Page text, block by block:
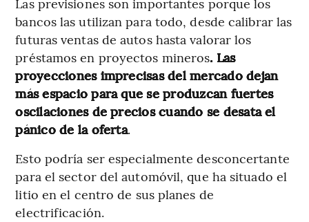
bancos las utilizan para todo, desde calibrar las
futuras ventas de autos hasta valorar los
préstamos en proyectos mineros. Las
proyecciones imprecisas del mercado dejan
más espacio para que se produzcan fuertes
oscilaciones de precios cuando se desata el
pánico de la oferta.
Esto podría ser especialmente desconcertante
para el sector del automóvil, que ha situado el
litio en el centro de sus planes de
electrificación.